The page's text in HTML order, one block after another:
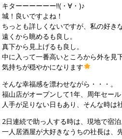
キターーーーーー!!(・∀・)♪
城！良いですよね！
ちっとも詳しくないですが、私の好き
遠くから眺めるも良し。
真下から見上げるも良し。
中に入って一番高いところから外を見
気持ちが穏やかになります
そんな幸福感を漂わせながら・・・。
福山店がオープンして1年、周年セー
人手が足りない日もあり、そんな時は
2日連続で助っ人する時は、現地で宿泊
一人居酒屋が大好きなうちの社長は、